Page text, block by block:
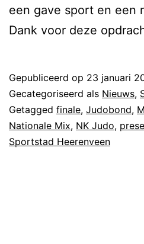
een gave sport en een
Dank voor deze
Gepubliceerd op 23 januari
Gecategoriseerd als Nieuws,
Getagged finale, Judobond,
Nationale Mix, NK Judo,
Sportstad Heerenveen